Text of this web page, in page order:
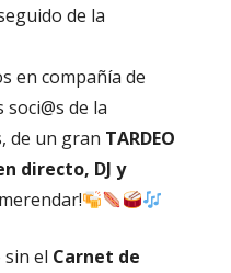
de la
en compañía de
de la
de un gran TARDEO
directo, DJ y
el Carnet de